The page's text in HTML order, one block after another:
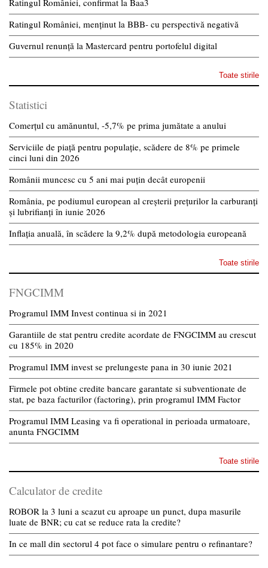
Ratingul României, confirmat la Baa3
Ratingul României, menținut la BBB- cu perspectivă negativă
Guvernul renunță la Mastercard pentru portofelul digital
Toate stirile
Statistici
Comerțul cu amănuntul, -5,7% pe prima jumătate a anului
Serviciile de piață pentru populație, scădere de 8% pe primele
cinci luni din 2026
Românii muncesc cu 5 ani mai puțin decât europenii
România, pe podiumul european al creșterii prețurilor la carburanți
și lubrifianți în iunie 2026
Inflația anuală, în scădere la 9,2% după metodologia europeană
Toate stirile
FNGCIMM
Programul IMM Invest continua si in 2021
Garantiile de stat pentru credite acordate de FNGCIMM au crescut
cu 185% in 2020
Programul IMM invest se prelungeste pana in 30 iunie 2021
Firmele pot obtine credite bancare garantate si subventionate de
stat, pe baza facturilor (factoring), prin programul IMM Factor
Programul IMM Leasing va fi operational in perioada urmatoare,
anunta FNGCIMM
Toate stirile
Calculator de credite
ROBOR la 3 luni a scazut cu aproape un punct, dupa masurile
luate de BNR; cu cat se reduce rata la credite?
In ce mall din sectorul 4 pot face o simulare pentru o refinantare?